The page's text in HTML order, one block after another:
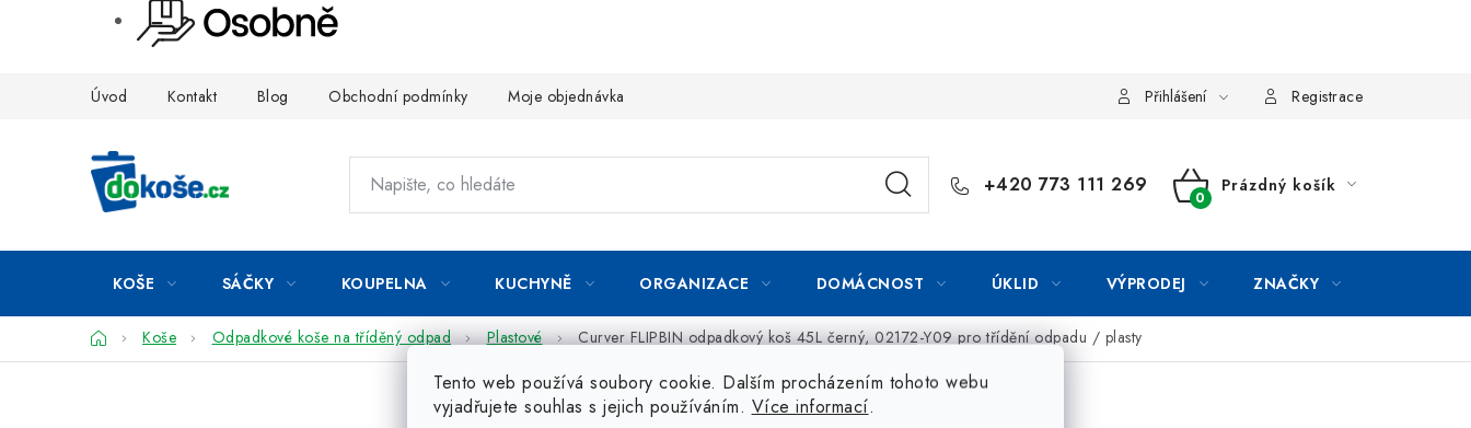
Tento web používá soubory cookie. Dalším procházením tohoto webu
vyjadřujete souhlas s jejich používáním. Více informací.
Úvod Kontakt Blog Obchodní podmínky Moje objednávka Přihlášení Registrace
+420 773 111 269
NÁKUPNÍ
Prázdný košík
KOŠE SÁČKY KOUPELNA KUCHYNĚ ORGANIZACE DOMÁCNOST ÚKLID VÝPRODEJ ZNAČKY
DomůKoše Odpadkové koše na tříděný odpad Plastové Curver FLIPBIN odpadkový koš 45L černý, 02172-Y09 pro třídění odpadu / plasty